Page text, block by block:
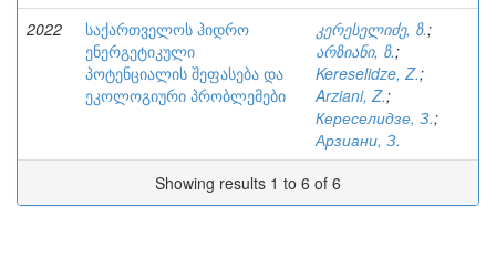
2022
საქართველოს ჰიდრო
ენერგეტიკული
პოტენციალის შეფასება და
ეკოლოგიური პრობლემები
კერესელიძე, ზ.;
არზიანი, ზ.;
Kereselidze, Z.;
Arziani, Z.;
Кереселидзе, З.;
Арзиани, З.
Showing results 1 to 6 of 6